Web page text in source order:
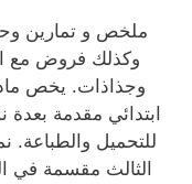
ملخص و تمارين
وجذاذات. يخص مادة
ابتدائي مقدمة
للتحميل والطباعة.
الثالث مقسمة في